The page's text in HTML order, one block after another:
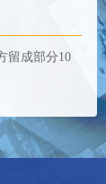
留成部分10